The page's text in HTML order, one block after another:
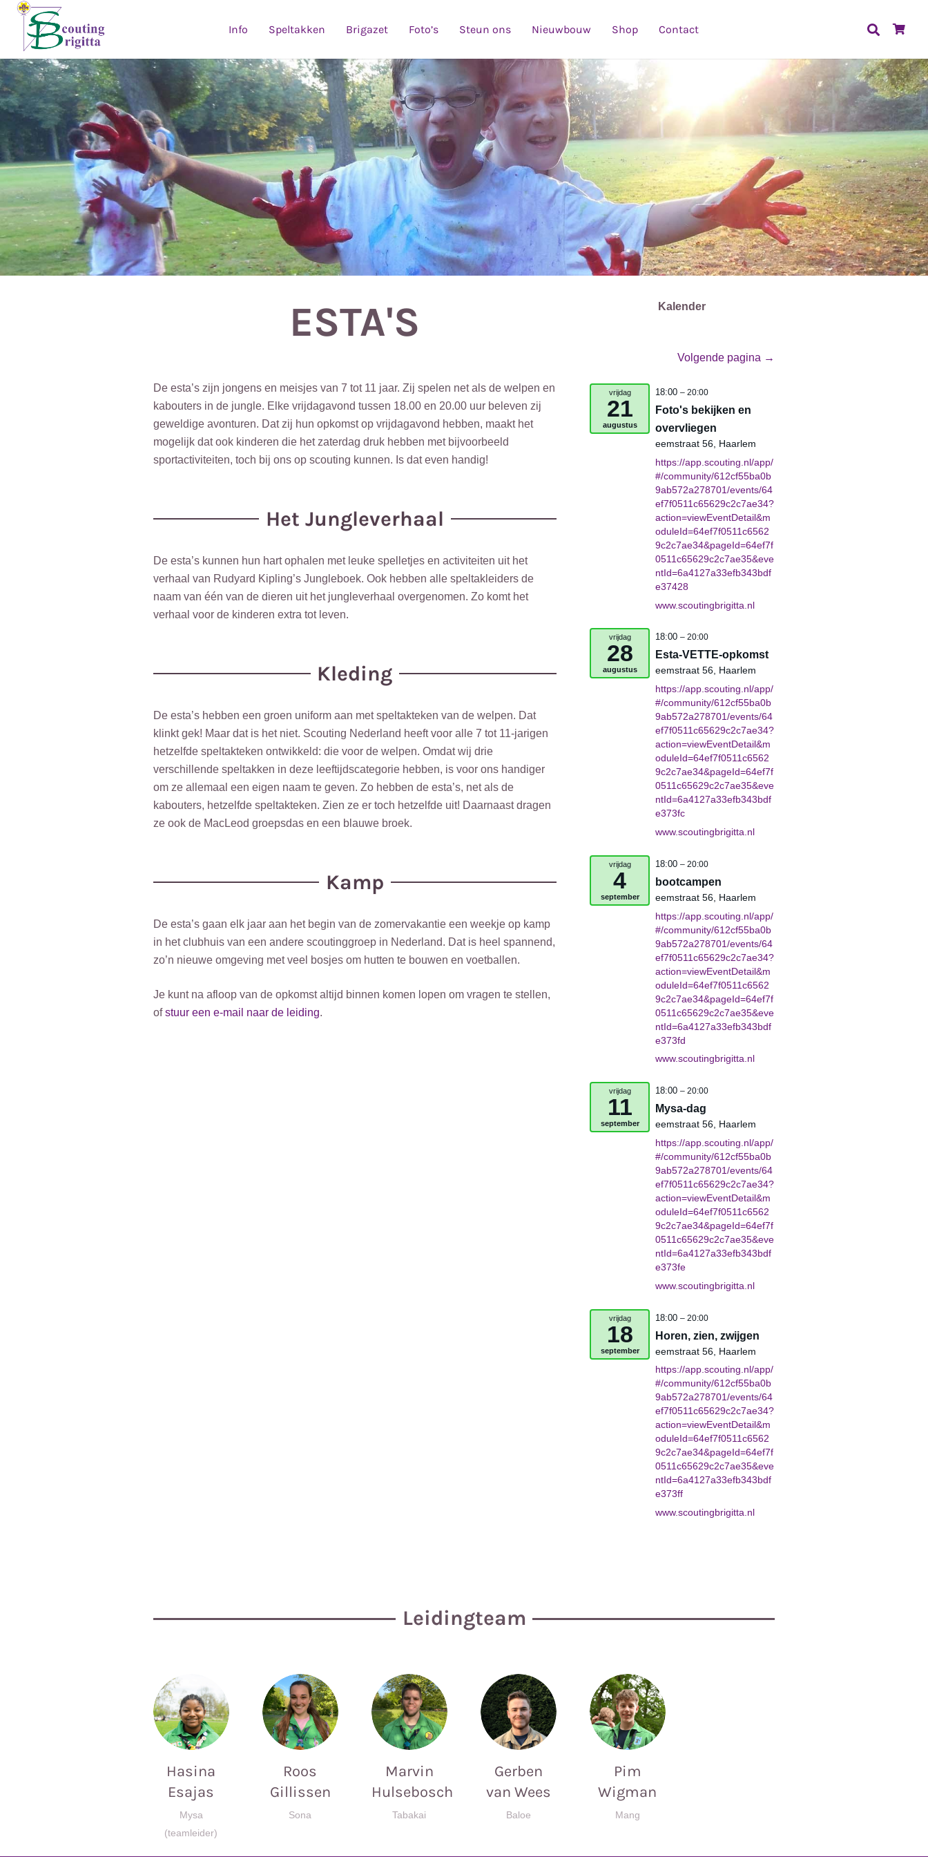
Info Speltakken Brigazet Foto’s Steun ons Nieuwbouw Shop Contact
ESTA'S
De esta’s zijn jongens en meisjes van 7 tot 11 jaar. Zij spelen net als de welpen en
kabouters in de jungle. Elke vrijdagavond tussen 18.00 en 20.00 uur beleven zij
geweldige avonturen. Dat zij hun opkomst op vrijdagavond hebben, maakt het
mogelijk dat ook kinderen die het zaterdag druk hebben met bijvoorbeeld
sportactiviteiten, toch bij ons op scouting kunnen. Is dat even handig!
Het Jungleverhaal
De esta’s kunnen hun hart ophalen met leuke spelletjes en activiteiten uit het
verhaal van Rudyard Kipling’s Jungleboek. Ook hebben alle speltakleiders de
naam van één van de dieren uit het jungleverhaal overgenomen. Zo komt het
verhaal voor de kinderen extra tot leven.
Kleding
De esta’s hebben een groen uniform aan met speltakteken van de welpen. Dat
klinkt gek! Maar dat is het niet. Scouting Nederland heeft voor alle 7 tot 11-jarigen
hetzelfde speltakteken ontwikkeld: die voor de welpen. Omdat wij drie
verschillende speltakken in deze leeftijdscategorie hebben, is voor ons handiger
om ze allemaal een eigen naam te geven. Zo hebben de esta’s, net als de
kabouters, hetzelfde speltakteken. Zien ze er toch hetzelfde uit! Daarnaast dragen
ze ook de MacLeod groepsdas en een blauwe broek.
Kamp
De esta’s gaan elk jaar aan het begin van de zomervakantie een weekje op kamp
in het clubhuis van een andere scoutinggroep in Nederland. Dat is heel spannend,
zo’n nieuwe omgeving met veel bosjes om hutten te bouwen en voetballen.
Je kunt na afloop van de opkomst altijd binnen komen lopen om vragen te stellen,
ofstuur een e-mail naar de leiding.
Kalender
Volgende pagina →
vrijdag
21
augustus
18:00 – 20:00
Foto's bekijken en
overvliegen
eemstraat 56, Haarlem
https://app.scouting.nl/app/
#/community/612cf55ba0b
9ab572a278701/events/64
ef7f0511c65629c2c7ae34?
action=viewEventDetail&m
oduleId=64ef7f0511c6562
9c2c7ae34&pageId=64ef7f
0511c65629c2c7ae35&eve
ntId=6a4127a33efb343bdf
e37428
www.scoutingbrigitta.nl
vrijdag
28
augustus
18:00 – 20:00
Esta-VETTE-opkomst
eemstraat 56, Haarlem
https://app.scouting.nl/app/
#/community/612cf55ba0b
9ab572a278701/events/64
ef7f0511c65629c2c7ae34?
action=viewEventDetail&m
oduleId=64ef7f0511c6562
9c2c7ae34&pageId=64ef7f
0511c65629c2c7ae35&eve
ntId=6a4127a33efb343bdf
e373fc
www.scoutingbrigitta.nl
vrijdag
4
september
18:00 – 20:00
bootcampen
eemstraat 56, Haarlem
https://app.scouting.nl/app/
#/community/612cf55ba0b
9ab572a278701/events/64
ef7f0511c65629c2c7ae34?
action=viewEventDetail&m
oduleId=64ef7f0511c6562
9c2c7ae34&pageId=64ef7f
0511c65629c2c7ae35&eve
ntId=6a4127a33efb343bdf
e373fd
www.scoutingbrigitta.nl
vrijdag
11
september
18:00 – 20:00
Mysa-dag
eemstraat 56, Haarlem
https://app.scouting.nl/app/
#/community/612cf55ba0b
9ab572a278701/events/64
ef7f0511c65629c2c7ae34?
action=viewEventDetail&m
oduleId=64ef7f0511c6562
9c2c7ae34&pageId=64ef7f
0511c65629c2c7ae35&eve
ntId=6a4127a33efb343bdf
e373fe
www.scoutingbrigitta.nl
vrijdag
18
september
18:00 – 20:00
Horen, zien, zwijgen
eemstraat 56, Haarlem
https://app.scouting.nl/app/
#/community/612cf55ba0b
9ab572a278701/events/64
ef7f0511c65629c2c7ae34?
action=viewEventDetail&m
oduleId=64ef7f0511c6562
9c2c7ae34&pageId=64ef7f
0511c65629c2c7ae35&eve
ntId=6a4127a33efb343bdf
e373ff
www.scoutingbrigitta.nl
Leidingteam
Hasina
Esajas
Mysa
(teamleider)
Roos
Gillissen
Sona
Marvin
Hulsebosch
Tabakai
Gerben
van Wees
Baloe
Pim
Wigman
Mang